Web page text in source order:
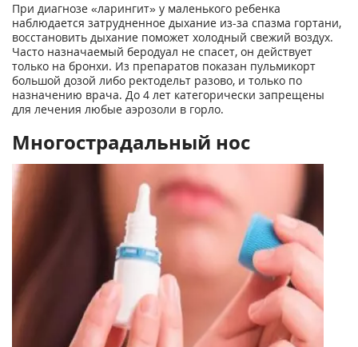
При диагнозе «ларингит» у маленького ребенка
наблюдается затрудненное дыхание из-за спазма гортани,
восстановить дыхание поможет холодный свежий воздух.
Часто назначаемый беродуал не спасет, он действует
только на бронхи. Из препаратов показан пульмикорт
большой дозой либо ректодельт разово, и только по
назначению врача. До 4 лет категорически запрещены
для лечения любые аэрозоли в горло.
Многострадальный нос